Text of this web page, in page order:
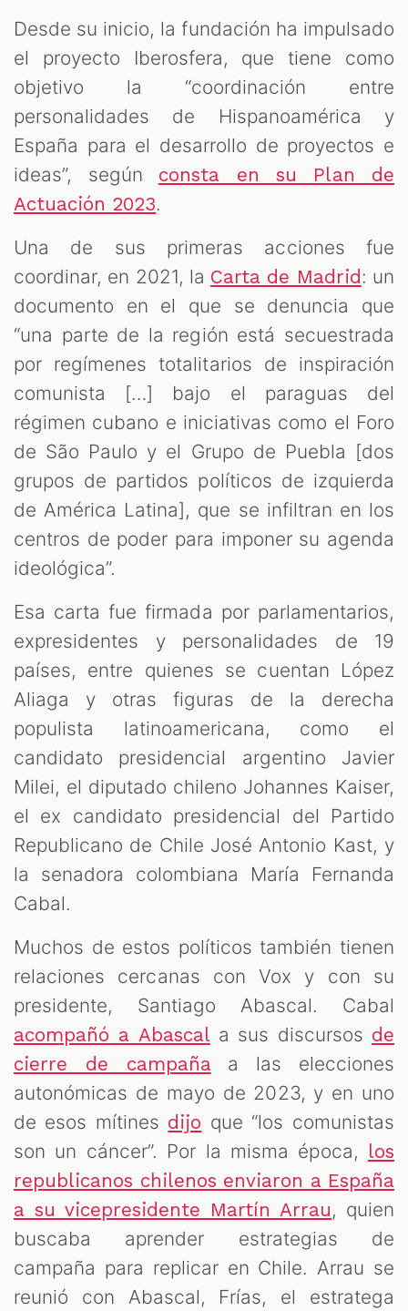
Desde su inicio, la fundación ha impulsado
el proyecto Iberosfera, que tiene como
objetivo la “coordinación entre
personalidades de Hispanoamérica y
España para el desarrollo de proyectos e
ideas”, según consta en su Plan de
Actuación 2023.
Una de sus primeras acciones fue
coordinar, en 2021, la Carta de Madrid: un
documento en el que se denuncia que
“una parte de la región está secuestrada
por regímenes totalitarios de inspiración
comunista […] bajo el paraguas del
régimen cubano e iniciativas como el Foro
de São Paulo y el Grupo de Puebla [dos
grupos de partidos políticos de izquierda
de América Latina], que se infiltran en los
centros de poder para imponer su agenda
ideológica”.
Esa carta fue firmada por parlamentarios,
expresidentes y personalidades de 19
países, entre quienes se cuentan López
Aliaga y otras figuras de la derecha
populista latinoamericana, como el
candidato presidencial argentino Javier
Milei, el diputado chileno Johannes Kaiser,
el ex candidato presidencial del Partido
Republicano de Chile José Antonio Kast, y
la senadora colombiana María Fernanda
Cabal.
Muchos de estos políticos también tienen
relaciones cercanas con Vox y con su
presidente, Santiago Abascal. Cabal
acompañó a Abascala sus discursos de
cierre de campañaa las elecciones
autonómicas de mayo de 2023, y en uno
de esos mítines dijo que “los comunistas
son un cáncer”. Por la misma época, los
republicanos chilenos enviaron a España
a su vicepresidente Martín Arrau, quien
buscaba aprender estrategias de
campaña para replicar en Chile. Arrau se
reunió con Abascal, Frías, el estratega